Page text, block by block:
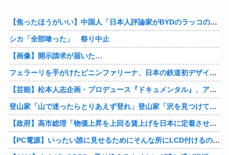
【焦ったほうがいい】中国人「日本人評論家がBYDのラッコの装備を褒めてるけど中国では基本的な装備やぞ…？」
シカ「全部喰った」 祭り中止
【画像】開示請求が届いた…
フェラーリを手がけたピニンファリーナ、日本の鉄道初デザイン。南海電鉄が新たな空港特急をなにわ筋線へ導入
【芸能】松本人志企画・プロデュース『ドキュメンタル』、アメリカで初の制作が決定
登山家「山で迷ったらとりあえず登れ」登山家「沢を見つけて下山しろ」←これ結局どっちが正解なの？
【政府】高市総理「物価上昇を上回る賃上げを日本に定着させる」 国家公務員月給3.51％増へ 人事院の勧告を受け
【PC電源】いったい誰に見せるためにそんな所にLCD付けるのかな